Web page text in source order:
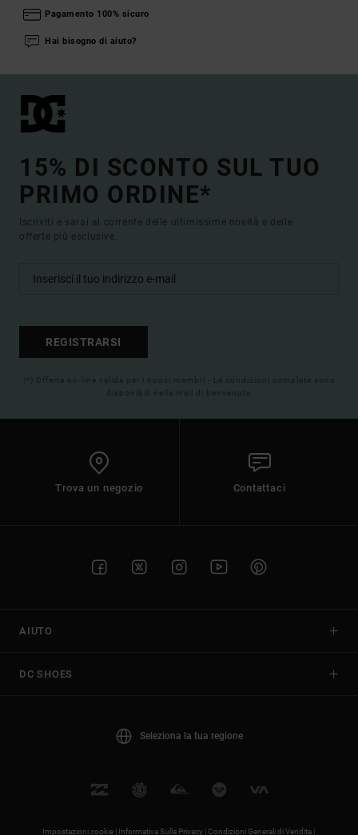
Pagamento 100% sicuro
Hai bisogno di aiuto?
15% DI SCONTO SUL TUO
PRIMO ORDINE*
Iscriviti e sarai al corrente delle ultimissime novità e delle
offerte più esclusive.
REGISTRARSI
(*) Offerta on-line valida per i nuovi membri - Le condizioni complete sono
disponibili nella mail di benvenuto
Trova un negozio Contattaci
AIUTO
DC SHOES
Seleziona la tua regione
Impostazioni cookie | Informativa Sulla Privacy |Condizioni Generali di Vendita |